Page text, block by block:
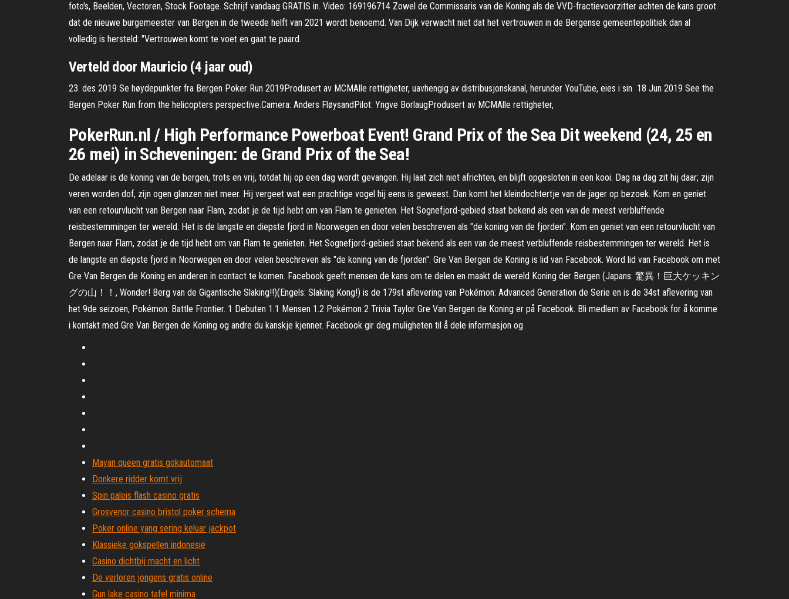
foto's, Beelden, Vectoren, Stock Footage. Schrijf vandaag GRATIS in. Video: 169196714 Zowel de Commissaris van de Koning als de VVD-fractievoorzitter achten de kans groot
dat de nieuwe burgemeester van Bergen in de tweede helft van 2021 wordt benoemd. Van Dijk verwacht niet dat het vertrouwen in de Bergense gemeentepolitiek dan al
volledig is hersteld: "Vertrouwen komt te voet en gaat te paard.
Verteld door Mauricio (4 jaar oud)
23. des 2019 Se høydepunkter fra Bergen Poker Run 2019Produsert av MCMAlle rettigheter, uavhengig av distribusjonskanal, herunder YouTube, eies i sin 18 Jun 2019 See the
Bergen Poker Run from the helicopters perspective.Camera: Anders FløysandPilot: Yngve BorlaugProdusert av MCMAlle rettigheter,
PokerRun.nl / High Performance Powerboat Event! Grand Prix of the Sea Dit weekend (24, 25 en
26 mei) in Scheveningen: de Grand Prix of the Sea!
De adelaar is de koning van de bergen, trots en vrij, totdat hij op een dag wordt gevangen. Hij laat zich niet africhten, en blijft opgesloten in een kooi. Dag na dag zit hij daar; zijn
veren worden dof, zijn ogen glanzen niet meer. Hij vergeet wat een prachtige vogel hij eens is geweest. Dan komt het kleindochtertje van de jager op bezoek. Kom en geniet
van een retourvlucht van Bergen naar Flam, zodat je de tijd hebt om van Flam te genieten. Het Sognefjord-gebied staat bekend als een van de meest verbluffende
reisbestemmingen ter wereld. Het is de langste en diepste fjord in Noorwegen en door velen beschreven als "de koning van de fjorden". Kom en geniet van een retourvlucht van
Bergen naar Flam, zodat je de tijd hebt om van Flam te genieten. Het Sognefjord-gebied staat bekend als een van de meest verbluffende reisbestemmingen ter wereld. Het is
de langste en diepste fjord in Noorwegen en door velen beschreven als "de koning van de fjorden". Gre Van Bergen de Koning is lid van Facebook. Word lid van Facebook om met
Gre Van Bergen de Koning en anderen in contact te komen. Facebook geeft mensen de kans om te delen en maakt de wereld Koning der Bergen (Japans: 驚異！巨大ケッキン
グの山！！, Wonder! Berg van de Gigantische Slaking!!)(Engels: Slaking Kong!) is de 179st aflevering van Pokémon: Advanced Generation de Serie en is de 34st aflevering van
het 9de seizoen, Pokémon: Battle Frontier. 1 Debuten 1.1 Mensen 1.2 Pokémon 2 Trivia Taylor Gre Van Bergen de Koning er på Facebook. Bli medlem av Facebook for å komme
i kontakt med Gre Van Bergen de Koning og andre du kanskje kjenner. Facebook gir deg muligheten til å dele informasjon og
Mayan queen gratis gokautomaat
Donkere ridder komt vrij
Spin paleis flash casino gratis
Grosvenor casino bristol poker schema
Poker online yang sering keluar jackpot
Klassieke gokspellen indonesië
Casino dichtbij macht en licht
De verloren jongens gratis online
Gun lake casino tafel minima